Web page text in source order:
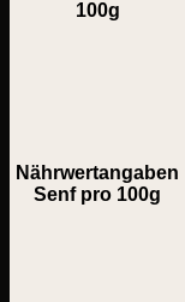
100g
Nährwertangaben
Senf pro 100g